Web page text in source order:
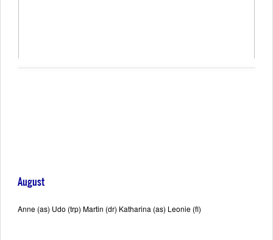
August
Anne (as) Udo (trp) Martin (dr) Katharina (as) Leonie (fl)